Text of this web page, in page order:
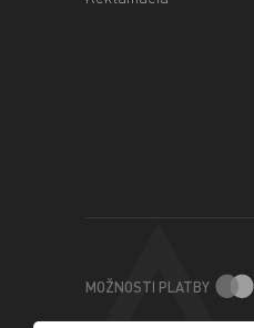
MOŽNOSTI PLATBY